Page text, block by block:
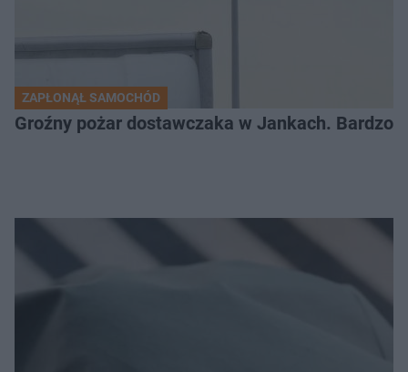
ZAPŁONĄŁ SAMOCHÓD
Groźny pożar dostawczaka w Jankach. Bardzo